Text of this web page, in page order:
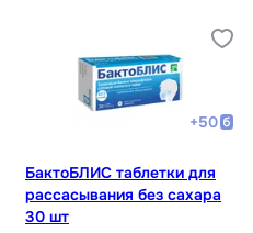
+50
БактоБЛИС таблетки для
рассасывания без сахара
30 шт